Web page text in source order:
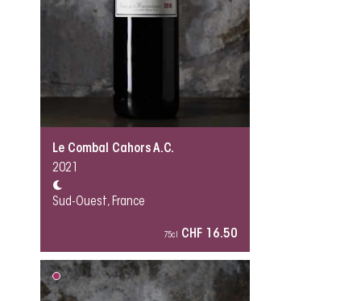
Le Combal Cahors A.C.
2021
Sud-Ouest, France
75cl CHF 16.50